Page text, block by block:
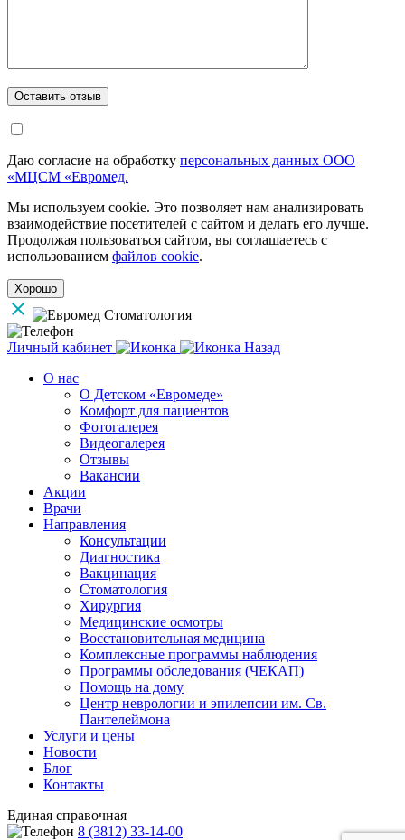
Даю согласие на обработку персональных данных ООО
«МЦСМ «Евромед.
Мы используем cookie. Это позволяет нам анализировать
взаимодействие посетителей с сайтом и делать его лучше.
Продолжая пользоваться сайтом, вы соглашаетесь с
использованием файлов cookie.
Хорошо
Личный кабинет
Назад
О нас
О Детском «Евромеде»
Комфорт для пациентов
Фотогалерея
Видеогалерея
Отзывы
Вакансии
Акции
Врачи
Направления
Консультации
Диагностика
Вакцинация
Стоматология
Хирургия
Медицинские осмотры
Восстановительная медицина
Комплексные программы наблюдения
Программы обследования (ЧЕКАП)
Помощь на дому
Центр неврологии и эпилепсии им. Св.
Пантелеймона
Услуги и цены
Новости
Блог
Контакты
Единая справочная
8 (3812) 33-14-00